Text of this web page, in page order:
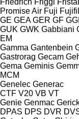
Promise Air Fuji
GE GEA GER GF
GUK GWK Gabbiani
EM
Gamma Gantenbein
Gastrorag Gecam
Gema Geminis
MCM
Genelec Generac
CTF V20 VB VT
Genie Genmac
DPAS DPS DVR